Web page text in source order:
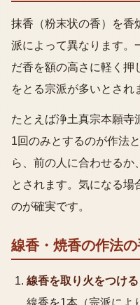
抹香（粉末状の香）を香
派によって異なります。
だ香を額の高さに軽く押
をとる宗派が多いとされ
たとえば浄土真宗本願寺
1回のみとするのが作法
ら、前の人に合わせるか
とされます。気になる場
のが確実です。
線香・焼香の作法の
線香を取り火をつける
線香を1本（宗派によ